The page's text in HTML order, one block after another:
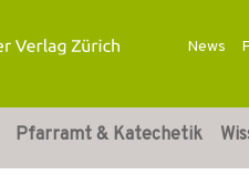
News
Pfarramt & Katechetik